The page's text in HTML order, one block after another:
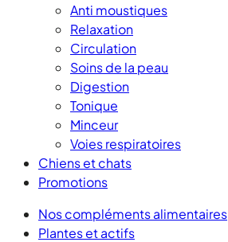
Anti moustiques
Relaxation
Circulation
Soins de la peau
Digestion
Tonique
Minceur
Voies respiratoires
Chiens et chats
Promotions
Nos compléments alimentaires
Plantes et actifs